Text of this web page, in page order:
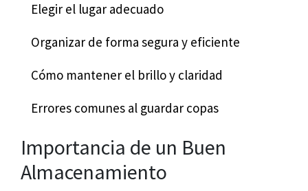
Elegir el lugar adecuado
Organizar de forma segura y eficiente
Cómo mantener el brillo y claridad
Errores comunes al guardar copas
Importancia de un Buen
Almacenamiento